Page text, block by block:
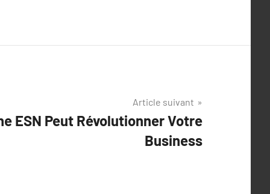
Article suivant
ESN Peut Révolutionner Votre
Business